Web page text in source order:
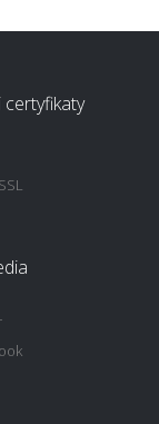
certyfikaty